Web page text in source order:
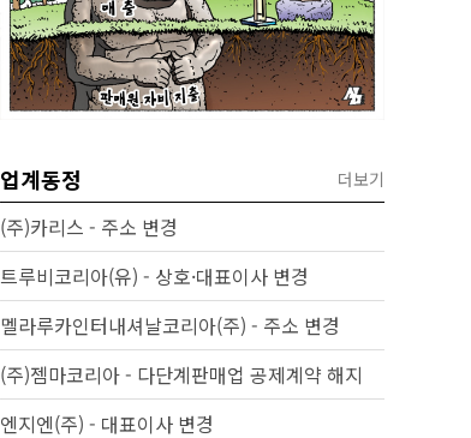
업계동정 더보기
(주)카리스 - 주소 변경
트루비코리아(유) - 상호·대표이사 변경
멜라루카인터내셔날코리아(주) - 주소 변경
(주)젬마코리아 - 다단계판매업 공제계약 해지
엔지엔(주) - 대표이사 변경